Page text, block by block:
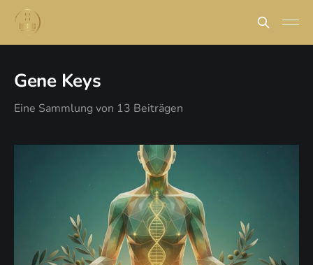
Gene Keys
Eine Sammlung von 13 Beiträgen